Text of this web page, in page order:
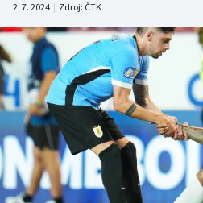
DALŠÍ SPORTY
Americký fotbal
Baseball a softbal
Basketbal
NEPŘEHLÉDNĚTE
Soutěže
Historické návraty
2. 7. 2024 | Zdroj: ČTK